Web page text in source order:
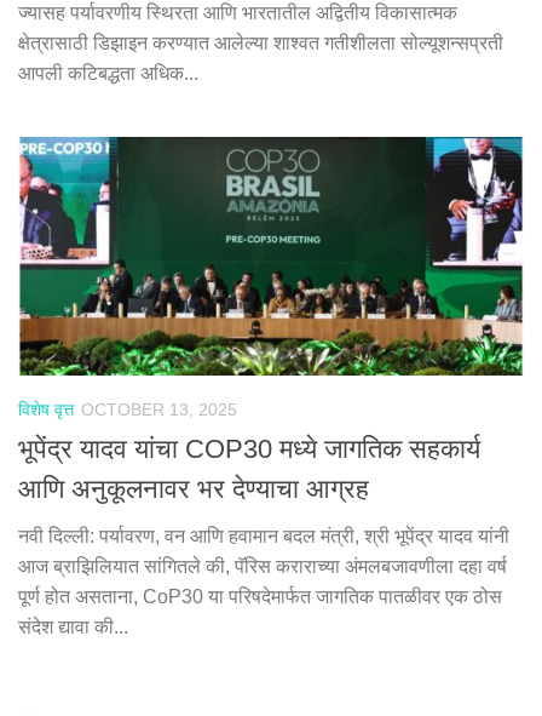
ज्‍यासह पर्यावरणीय स्थिरता आणि भारतातील अद्वितीय विकासात्‍मक
क्षेत्रासाठी डिझाइन करण्‍यात आलेल्‍या शाश्वत गतीशीलता सोल्‍यूशन्‍सप्रती
आपली कटिबद्धता अधिक...
विशेष वृत्त OCTOBER 13, 2025
भूपेंद्र यादव यांचा COP30 मध्ये जागतिक सहकार्य
आणि अनुकूलनावर भर देण्याचा आग्रह
नवी दिल्ली: पर्यावरण, वन आणि हवामान बदल मंत्री, श्री भूपेंद्र यादव यांनी
आज ब्राझिलियात सांगितले की, पॅरिस कराराच्या अंमलबजावणीला दहा वर्ष
पूर्ण होत असताना, CoP30 या परिषदेमार्फत जागतिक पातळीवर एक ठोस
संदेश द्यावा की...